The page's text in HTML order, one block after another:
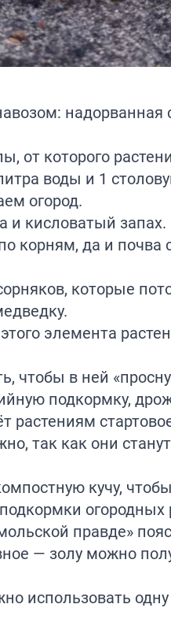
надорванная
от которого
воды и 1
огород.
и кисловатый запах.
корням, да и
которые
элемента
чтобы в ней
подкормку,
растениям
так как они
кучу,
правде»
— золу можно
использовать